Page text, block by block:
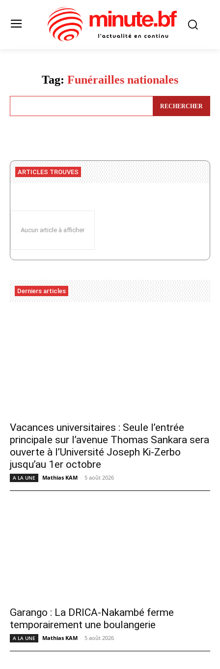
Tag: Funérailles nationales
RECHERCHER
ARTICLES TROUVES
Aucun article à afficher
Derniers articles
Vacances universitaires : Seule l’entrée
principale sur l’avenue Thomas Sankara sera
ouverte à l’Université Joseph Ki-Zerbo
jusqu’au 1er octobre
A LA UNE Mathias KAM - 5 août 2026
Garango : La DRICA-Nakambé ferme
temporairement une boulangerie
A LA UNE Mathias KAM - 5 août 2026